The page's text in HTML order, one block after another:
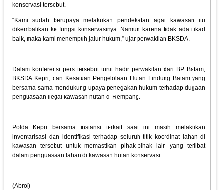
konservasi tersebut.
“Kami sudah berupaya melakukan pendekatan agar kawasan itu
dikembalikan ke fungsi konservasinya. Namun karena tidak ada itikad
baik, maka kami menempuh jalur hukum,” ujar perwakilan BKSDA.
Dalam konferensi pers tersebut turut hadir perwakilan dari BP Batam,
BKSDA Kepri, dan Kesatuan Pengelolaan Hutan Lindung Batam yang
bersama-sama mendukung upaya penegakan hukum terhadap dugaan
penguasaan ilegal kawasan hutan di Rempang.
Polda Kepri bersama instansi terkait saat ini masih melakukan
inventarisasi dan identifikasi terhadap seluruh titik koordinat lahan di
kawasan tersebut untuk memastikan pihak-pihak lain yang terlibat
dalam penguasaan lahan di kawasan hutan konservasi.
(Abrol)